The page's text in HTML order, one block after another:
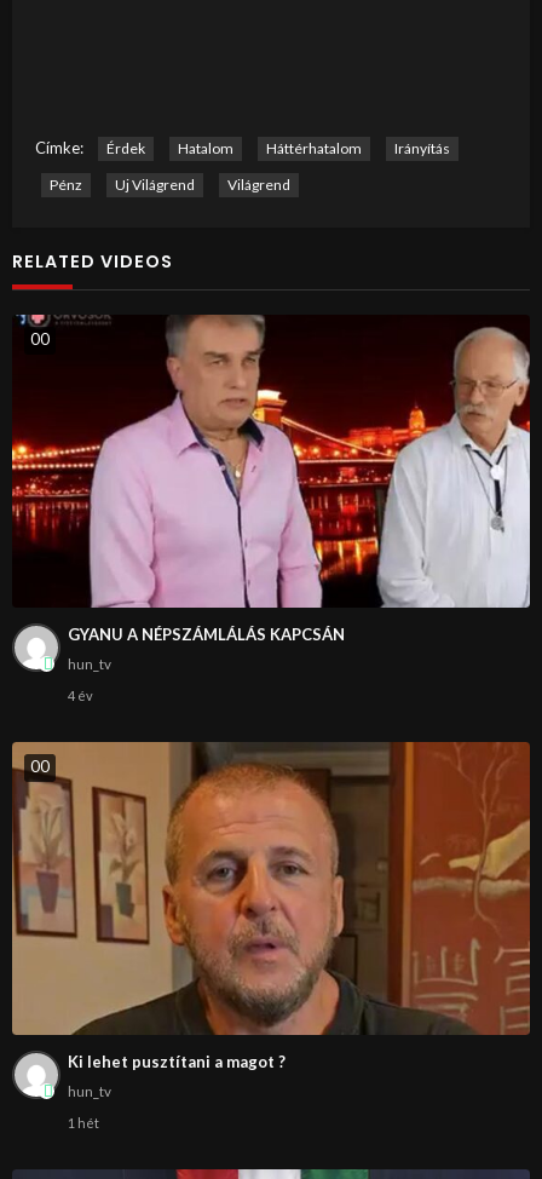
Címke: Érdek Hatalom Háttérhatalom
Irányítás
Pénz
Uj Világrend Világrend
RELATED VIDEOS
00
GYANU A NÉPSZÁMLÁLÁS KAPCSÁN
hun_tv
4 év
00
Ki lehet pusztítani a magot ?
hun_tv
1 hét